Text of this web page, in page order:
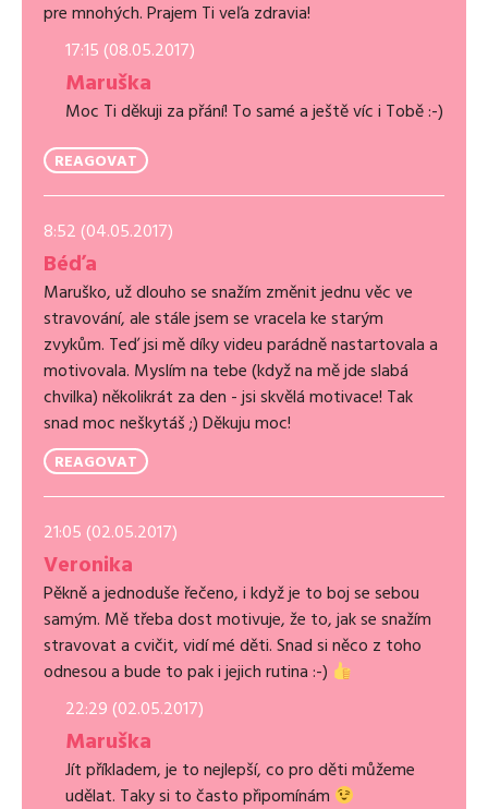
pre mnohých. Prajem Ti veľa zdravia!
17:15 (08.05.2017)
Maruška
Moc Ti děkuji za přání! To samé a ještě víc i Tobě :-)
REAGOVAT
8:52 (04.05.2017)
Béďa
Maruško, už dlouho se snažím změnit jednu věc ve
stravování, ale stále jsem se vracela ke starým
zvykům. Teď jsi mě díky videu parádně nastartovala a
motivovala. Myslím na tebe (když na mě jde slabá
chvilka) několikrát za den - jsi skvělá motivace! Tak
snad moc neškytáš ;) Děkuju moc!
REAGOVAT
21:05 (02.05.2017)
Veronika
Pěkně a jednoduše řečeno, i když je to boj se sebou
samým. Mě třeba dost motivuje, že to, jak se snažím
stravovat a cvičit, vidí mé děti. Snad si něco z toho
odnesou a bude to pak i jejich rutina :-)
22:29 (02.05.2017)
Maruška
Jít příkladem, je to nejlepší, co pro děti můžeme
udělat. Taky si to často připomínám